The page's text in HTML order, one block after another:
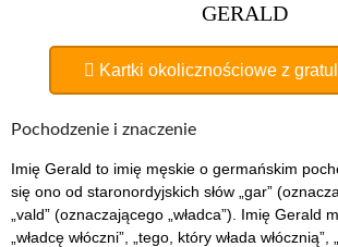
GERALD
Kartki okolicznościowe z
Pochodzenie i znaczenie
Imię Gerald to imię męskie o germańskim
się ono od staronordyjskich słów „gar”
„vald” (oznaczającego „władca”). Imię Gerald
„władcę włóczni”, „tego, który włada włócznią”,